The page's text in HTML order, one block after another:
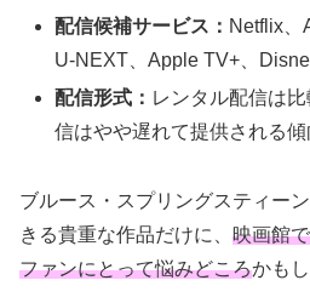
配信候補サービス： Netflix、
U-NEXT、Apple TV+、
配信形式： レンタル配信は
信はやや遅れて提供される傾
ブルース・スプリングスティー
きる貴重な作品だけに、 映画館
ファンにとって悩みどころかも